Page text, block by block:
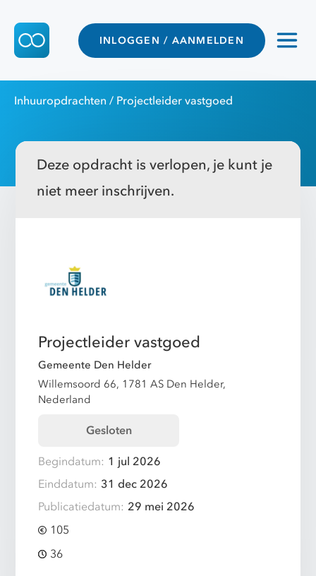
INLOGGEN / AANMELDEN
Inhuuropdrachten / Projectleider vastgoed
Deze opdracht is verlopen, je kunt je
niet meer inschrijven.
Projectleider vastgoed
Gemeente Den Helder
Willemsoord 66, 1781 AS Den Helder,
Nederland
Gesloten
Begindatum: 1 jul 2026
Einddatum: 31 dec 2026
Publicatiedatum: 29 mei 2026
105
36